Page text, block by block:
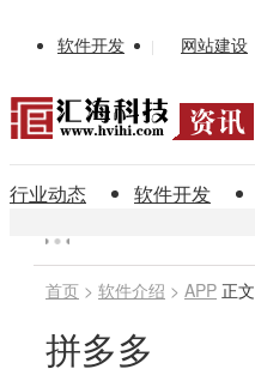
软件开发 | 网站建设
行业动态 软件开发
首页 > 软件介绍 > APP 正文
拼多多